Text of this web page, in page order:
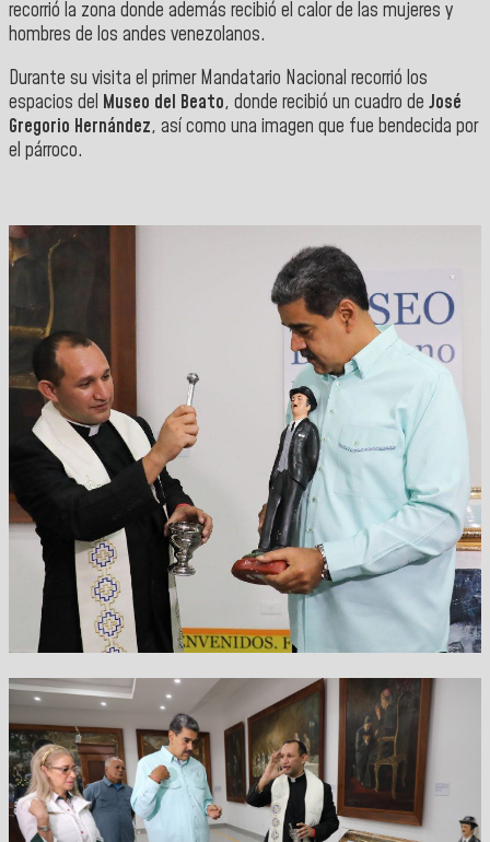
recorrió la zona donde además recibió el calor de las mujeres y
hombres de los andes venezolanos.
Durante su visita el primer Mandatario Nacional recorrió los
espacios del Museo del Beato, donde recibió un cuadro de José
Gregorio Hernández, así como una imagen que fue bendecida por
el párroco.